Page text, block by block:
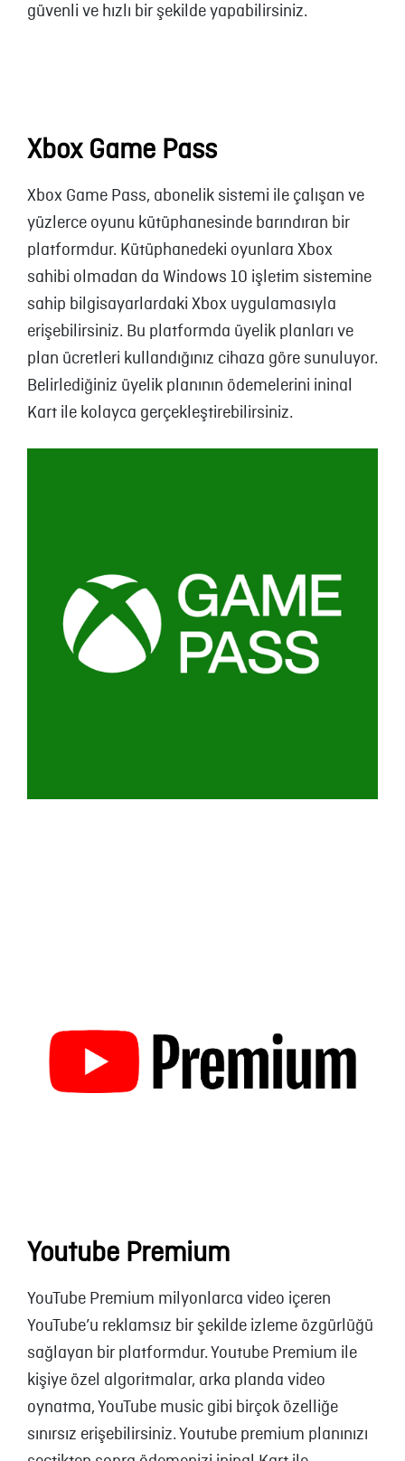
güvenli ve hızlı bir şekilde yapabilirsiniz.
Xbox Game Pass
Xbox Game Pass, abonelik sistemi ile çalışan ve
yüzlerce oyunu kütüphanesinde barındıran bir
platformdur. Kütüphanedeki oyunlara Xbox
sahibi olmadan da Windows 10 işletim sistemine
sahip bilgisayarlardaki Xbox uygulamasıyla
erişebilirsiniz. Bu platformda üyelik planları ve
plan ücretleri kullandığınız cihaza göre sunuluyor.
Belirlediğiniz üyelik planının ödemelerini ininal
Kart ile kolayca gerçekleştirebilirsiniz.
Youtube Premium
YouTube Premium milyonlarca video içeren
YouTube’u reklamsız bir şekilde izleme özgürlüğü
sağlayan bir platformdur. Youtube Premium ile
kişiye özel algoritmalar, arka planda video
oynatma, YouTube music gibi birçok özelliğe
sınırsız erişebilirsiniz. Youtube premium planınızı